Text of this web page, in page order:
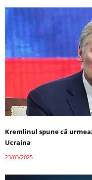
Kremlinul spune că
Ucraina
23/03/2025